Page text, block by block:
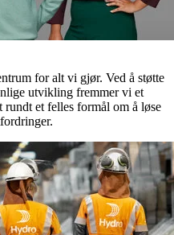
for alt vi gjør. Ved å støtte
utvikling fremmer vi et
rundt et felles formål om å løse